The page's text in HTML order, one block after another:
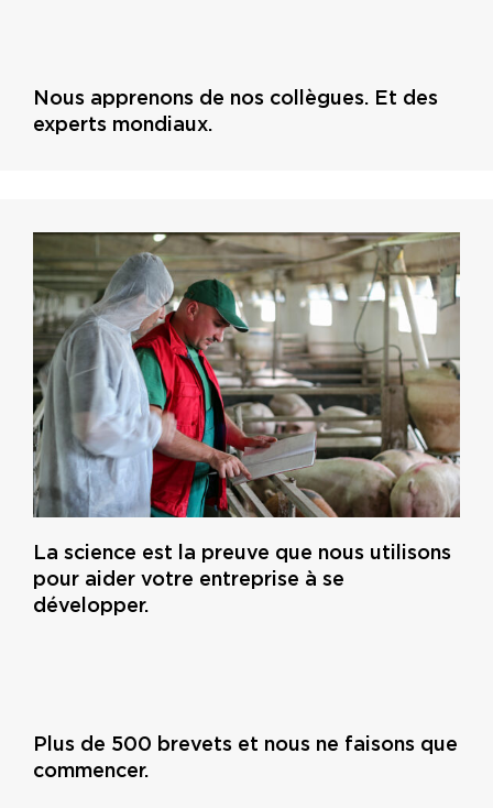
Nous apprenons de nos collègues. Et des
experts mondiaux.
La science est la preuve que nous utilisons
pour aider votre entreprise à se
développer.
Plus de 500 brevets et nous ne faisons que
commencer.